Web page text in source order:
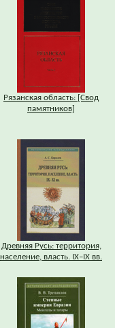
Рязанская область: [Свод
памятников]
Древняя Русь: территория,
население, власть. IХ–IХ вв.